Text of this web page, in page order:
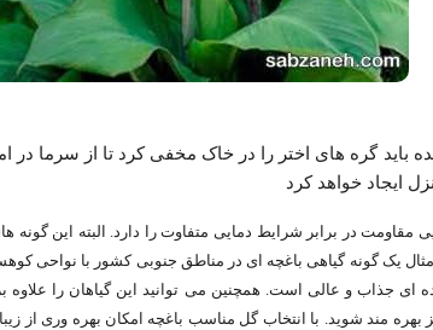
باید گره های اختر را در خاک مخفی کرد تا از سرما در
ایجاد خواهد کرد
در برابر شرایط دمایی متفاوت را دارد. البته این گونه
یک گونه گیاهی باغچه ای در مناطق جنوبی کشور با نواحی
ای جذاب و عالی است. همچنین می توانید این گیاهان را علاوه
مند شوید. با انتخاب گل مناسب باغچه امکان بهره وری از